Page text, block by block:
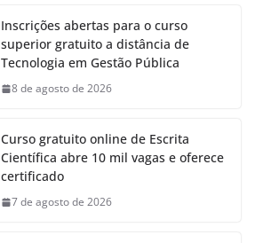
Inscrições abertas para o curso
superior gratuito a distância de
Tecnologia em Gestão Pública
8 de agosto de 2026
Curso gratuito online de Escrita
Científica abre 10 mil vagas e oferece
certificado
7 de agosto de 2026